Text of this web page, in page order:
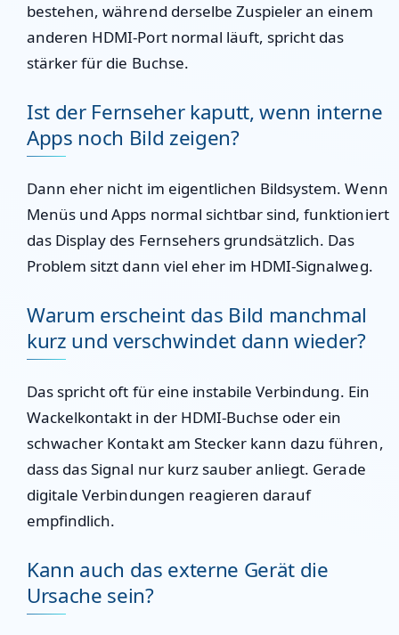
bestehen, während derselbe Zuspieler an einem
anderen HDMI-Port normal läuft, spricht das
stärker für die Buchse.
Ist der Fernseher kaputt, wenn interne
Apps noch Bild zeigen?
Dann eher nicht im eigentlichen Bildsystem. Wenn
Menüs und Apps normal sichtbar sind, funktioniert
das Display des Fernsehers grundsätzlich. Das
Problem sitzt dann viel eher im HDMI-Signalweg.
Warum erscheint das Bild manchmal
kurz und verschwindet dann wieder?
Das spricht oft für eine instabile Verbindung. Ein
Wackelkontakt in der HDMI-Buchse oder ein
schwacher Kontakt am Stecker kann dazu führen,
dass das Signal nur kurz sauber anliegt. Gerade
digitale Verbindungen reagieren darauf
empfindlich.
Kann auch das externe Gerät die
Ursache sein?